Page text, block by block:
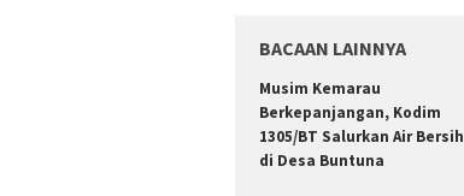
BACAAN LAINNYA
Musim Kemarau
Berkepanjangan, Kodim
1305/BT Salurkan Air Bersih
di Desa Buntuna